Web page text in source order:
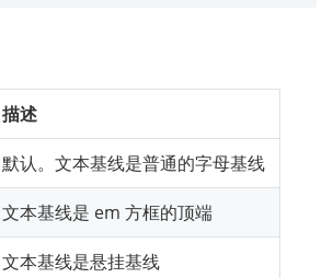
描述
默认。文本基线是普通的字母基线
文本基线是 em 方框的顶端
文本基线是悬挂基线